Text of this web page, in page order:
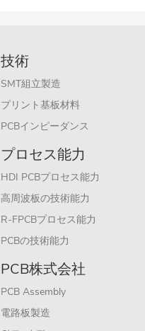
技術
SMT組立製造
プリント基板材料
PCBインピーダンス
プロセス能力
HDI PCBプロセス能力
高周波板の技術能力
R-FPCBプロセス能力
PCBの技術能力
PCB株式会社
PCB Assembly
電路板製造